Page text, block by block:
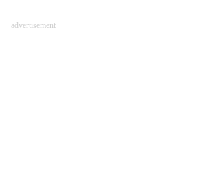
advertisement